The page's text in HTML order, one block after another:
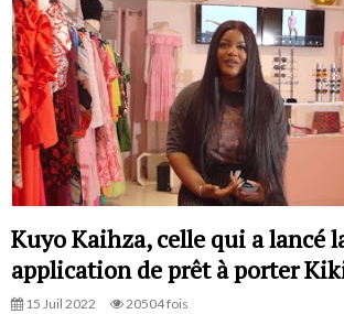
Kuyo Kaihza, celle qui a lancé
application de prêt à porter
15 Juil 2022 20504 fois